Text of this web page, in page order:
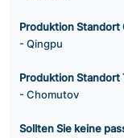
Produktion Standort
- Qingpu
Produktion Standort
- Chomutov
Sollten Sie keine